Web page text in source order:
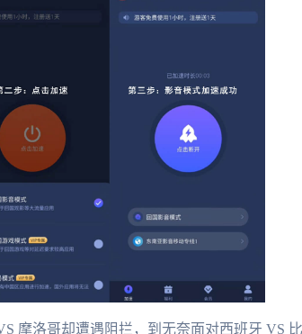
摩洛哥却遭遇阻拦，到无奈面对西班牙 VS